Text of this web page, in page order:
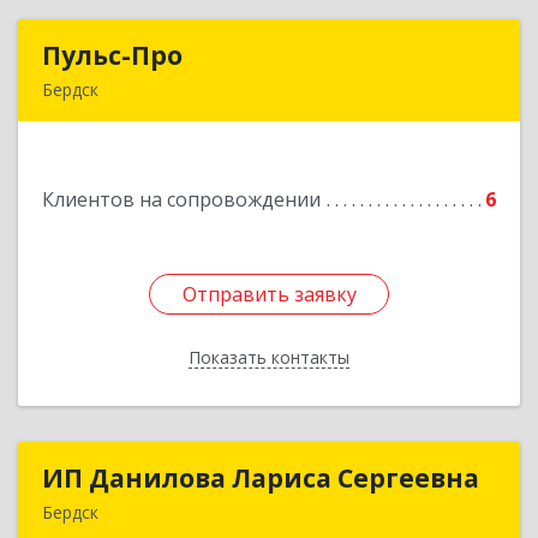
Пульс-Про
Бердск
Клиентов на сопровождении 6
Отправить заявку
Показать контакты
Подробнее
Отправить заявку
Назад
ИП Данилова Лариса Сергеевна
Бердск
ИП Данилова Лариса Сергеевна